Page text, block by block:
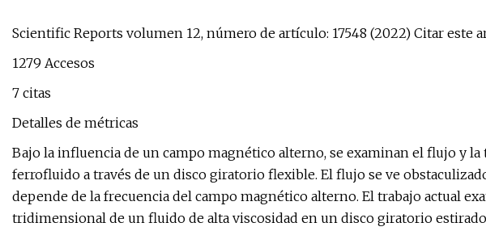
Scientific Reports volumen 12, número de artículo: 17548 (2022) Citar este
1279 Accesos
7 citas
Detalles de métricas
Bajo la influencia de un campo magnético alterno, se examinan el flujo y
ferrofluido a través de un disco giratorio flexible. El flujo se ve
depende de la frecuencia del campo magnético alterno. El trabajo actual
tridimensional de un fluido de alta viscosidad en un disco giratorio